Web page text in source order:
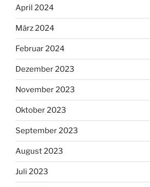
April 2024
März 2024
Februar 2024
Dezember 2023
November 2023
Oktober 2023
September 2023
August 2023
Juli 2023